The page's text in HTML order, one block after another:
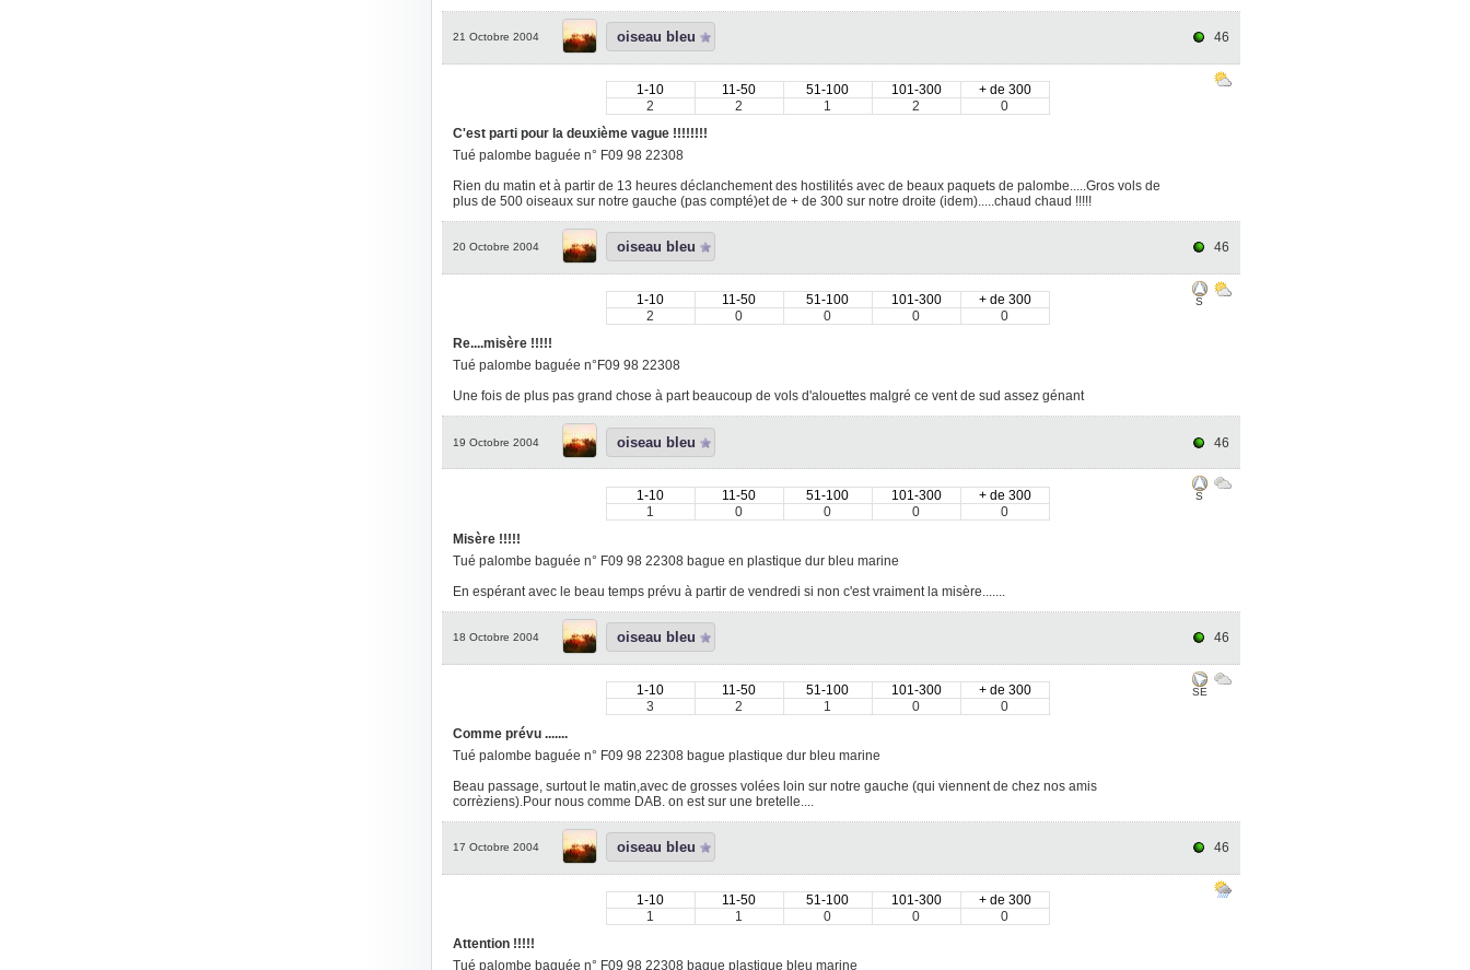
21 Octobre 2004 oiseau bleu 46
1-10 11-50 51-100 101-300
+ de 300
2
2 1 2
0
C'est parti pour la deuxième vague !!!!!!!!
Tué palombe baguée n° F09 98 22308
Rien du matin et à partir de 13 heures déclanchement des hostilités avec de beaux paquets de palombe.....Gros vols de
plus de 500 oiseaux sur notre gauche (pas compté)et de + de 300 sur notre droite (idem).....chaud chaud !!!!!
20 Octobre 2004 oiseau bleu 46
1-10 11-50 51-100 101-300
+ de 300
2
0 0 0
0
Re....misère !!!!!
Tué palombe baguée n°F09 98 22308
Une fois de plus pas grand chose à part beaucoup de vols d'alouettes malgré ce vent de sud assez génant
S
19 Octobre 2004 oiseau bleu 46
1-10 11-50 51-100 101-300
+ de 300
1
0 0 0
0
Misère !!!!!
Tué palombe baguée n° F09 98 22308 bague en plastique dur bleu marine
En espérant avec le beau temps prévu à partir de vendredi si non c'est vraiment la misère.......
S
18 Octobre 2004 oiseau bleu 46
1-10 11-50 51-100 101-300
+ de 300
3
2 1 0
0
Comme prévu .......
Tué palombe baguée n° F09 98 22308 bague plastique dur bleu marine
Beau passage, surtout le matin,avec de grosses volées loin sur notre gauche (qui viennent de chez nos amis
corrèziens).Pour nous comme DAB. on est sur une bretelle....
SE
17 Octobre 2004 oiseau bleu 46
1-10 11-50 51-100 101-300
+ de 300
1
1 0 0
0
Attention !!!!!
Tué palombe baguée n° F09 98 22308 bague plastique bleu marine